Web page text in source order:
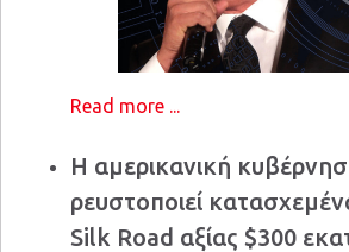
Read more ...
Η αμερικανική
ρευστοποιεί
Silk Road αξίας $300